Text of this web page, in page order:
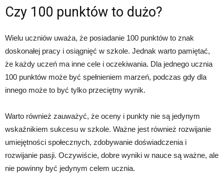
Czy 100 punktów to dużo?
Wielu uczniów uważa, że posiadanie 100 punktów to znak
doskonałej pracy i osiągnięć w szkole. Jednak warto pamiętać,
że każdy uczeń ma inne cele i oczekiwania. Dla jednego ucznia
100 punktów może być spełnieniem marzeń, podczas gdy dla
innego może to być tylko przeciętny wynik.
Warto również zauważyć, że oceny i punkty nie są jedynym
wskaźnikiem sukcesu w szkole. Ważne jest również rozwijanie
umiejętności społecznych, zdobywanie doświadczenia i
rozwijanie pasji. Oczywiście, dobre wyniki w nauce są ważne, ale
nie powinny być jedynym celem ucznia.